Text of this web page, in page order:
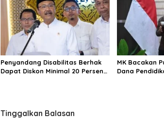
Penyandang Disabilitas Berhak
Dapat Diskon Minimal 20 Persen
MK Bacakan
Dana
Tinggalkan Balasan